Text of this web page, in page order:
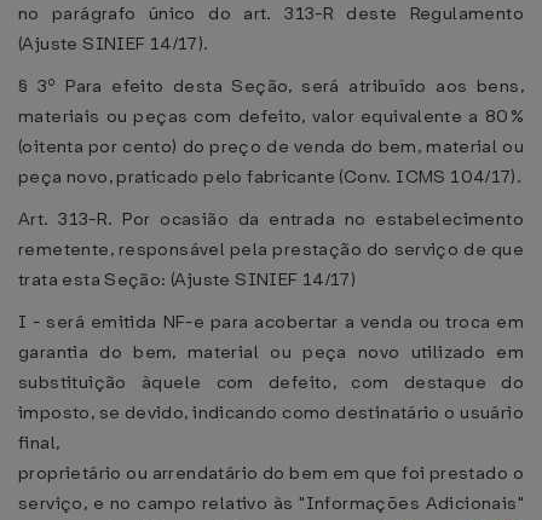
no parágrafo único do art. 313-R deste Regulamento
(Ajuste SINIEF 14/17).
§ 3º Para efeito desta Seção, será atribuído aos bens,
materiais ou peças com defeito, valor equivalente a 80%
(oitenta por cento) do preço de venda do bem, material ou
peça novo, praticado pelo fabricante (Conv. ICMS 104/17).
Art. 313-R. Por ocasião da entrada no estabelecimento
remetente, responsável pela prestação do serviço de que
trata esta Seção: (Ajuste SINIEF 14/17)
I - será emitida NF-e para acobertar a venda ou troca em
garantia do bem, material ou peça novo utilizado em
substituição àquele com defeito, com destaque do
imposto, se devido, indicando como destinatário o usuário
final,
proprietário ou arrendatário do bem em que foi prestado o
serviço, e no campo relativo às "Informações Adicionais"